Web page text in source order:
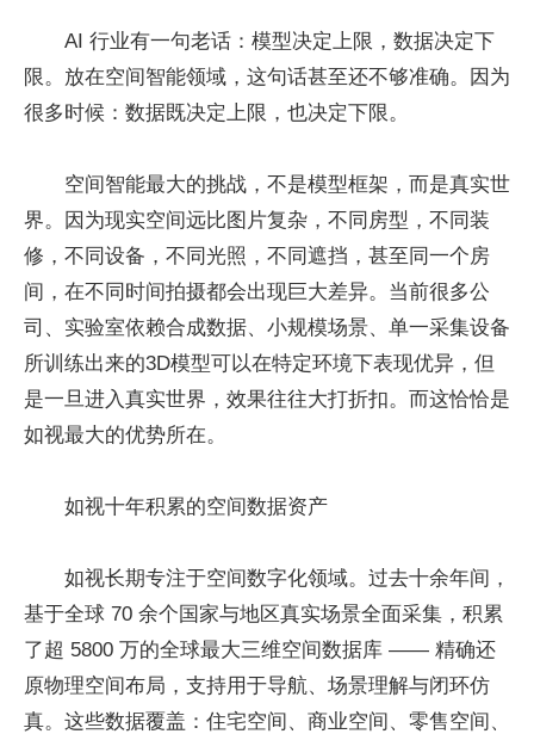
AI 行业有一句老话：模型决定上限，数据决定下
限。放在空间智能领域，这句话甚至还不够准确。因为
很多时候：数据既决定上限，也决定下限。
空间智能最大的挑战，不是模型框架，而是真实世
界。因为现实空间远比图片复杂，不同房型，不同装
修，不同设备，不同光照，不同遮挡，甚至同一个房
间，在不同时间拍摄都会出现巨大差异。当前很多公
司、实验室依赖合成数据、小规模场景、单一采集设备
所训练出来的3D模型可以在特定环境下表现优异，但
是一旦进入真实世界，效果往往大打折扣。而这恰恰是
如视最大的优势所在。
如视十年积累的空间数据资产
如视长期专注于空间数字化领域。过去十余年间，
基于全球 70 余个国家与地区真实场景全面采集，积累
了超 5800 万的全球最大三维空间数据库 —— 精确还
原物理空间布局，支持用于导航、场景理解与闭环仿
真。这些数据覆盖：住宅空间、商业空间、零售空间、